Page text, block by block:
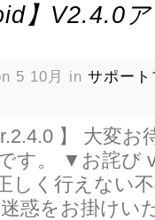
】v2.4.0
5 10月 in サポー
】 大変お
す。 ▼お詫び
しく行えない
惑をお掛けい